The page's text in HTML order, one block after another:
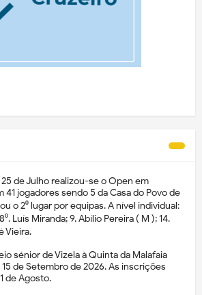
25 de Julho realizou-se o Open em
41 jogadores sendo 5 da Casa do Povo de
o 2⁰ lugar por equipas. A nível individual:
Luís Miranda; 9. Abílio Pereira ( M ); 14.
Vieira.
sénior de Vizela à Quinta da Malafaia
de Setembro de 2026. As inscrições
de Agosto.